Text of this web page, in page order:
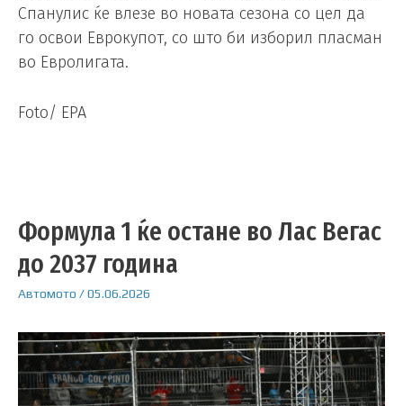
Спанулис ќе влезе во новата сезона со цел да
го освои Еврокупот, со што би изборил пласман
во Евролигата.
Foto/ EPA
Формула 1 ќе остане во Лас Вегас
до 2037 година
Автомото /05.06.2026